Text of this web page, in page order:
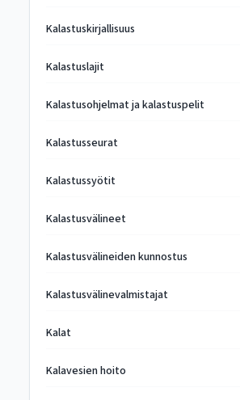
Kalastuskirjallisuus
Kalastuslajit
Kalastusohjelmat ja kalastuspelit
Kalastusseurat
Kalastussyötit
Kalastusvälineet
Kalastusvälineiden kunnostus
Kalastusvälinevalmistajat
Kalat
Kalavesien hoito